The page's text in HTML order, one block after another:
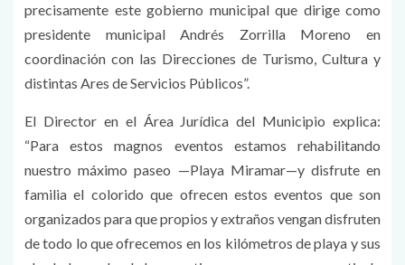
precisamente este gobierno municipal que dirige como
presidente municipal Andrés Zorrilla Moreno en
coordinación con las Direcciones de Turismo, Cultura y
distintas Ares de Servicios Públicos”.
El Director en el Área Jurídica del Municipio explica:
“Para estos magnos eventos estamos rehabilitando
nuestro máximo paseo —Playa Miramar—y disfrute en
familia el colorido que ofrecen estos eventos que son
organizados para que propios y extraños vengan disfruten
de todo lo que ofrecemos en los kilómetros de playa y sus